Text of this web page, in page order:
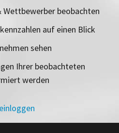
Wettbewerber beobachten
auf einen Blick
sehen
Ihrer beobachteten
werden